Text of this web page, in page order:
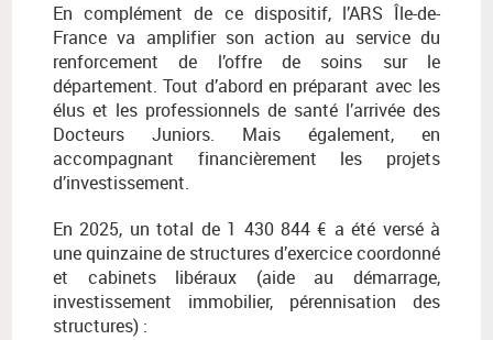
En complément de ce dispositif, l’ARS Île-de-
France va amplifier son action au service du
renforcement de l’offre de soins sur le
département. Tout d’abord en préparant avec les
élus et les professionnels de santé l’arrivée des
Docteurs Juniors. Mais également, en
accompagnant financièrement les projets
d’investissement.
En 2025, un total de 1 430 844 € a été versé à
une quinzaine de structures d’exercice coordonné
et cabinets libéraux (aide au démarrage,
investissement immobilier, pérennisation des
structures) :